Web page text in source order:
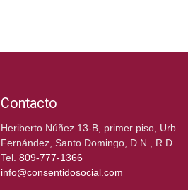
Contacto
Heriberto Núñez 13-B, primer piso, Urb.
Fernández, Santo Domingo, D.N., R.D.
Tel. 809-777-1366
info@consentidosocial.com